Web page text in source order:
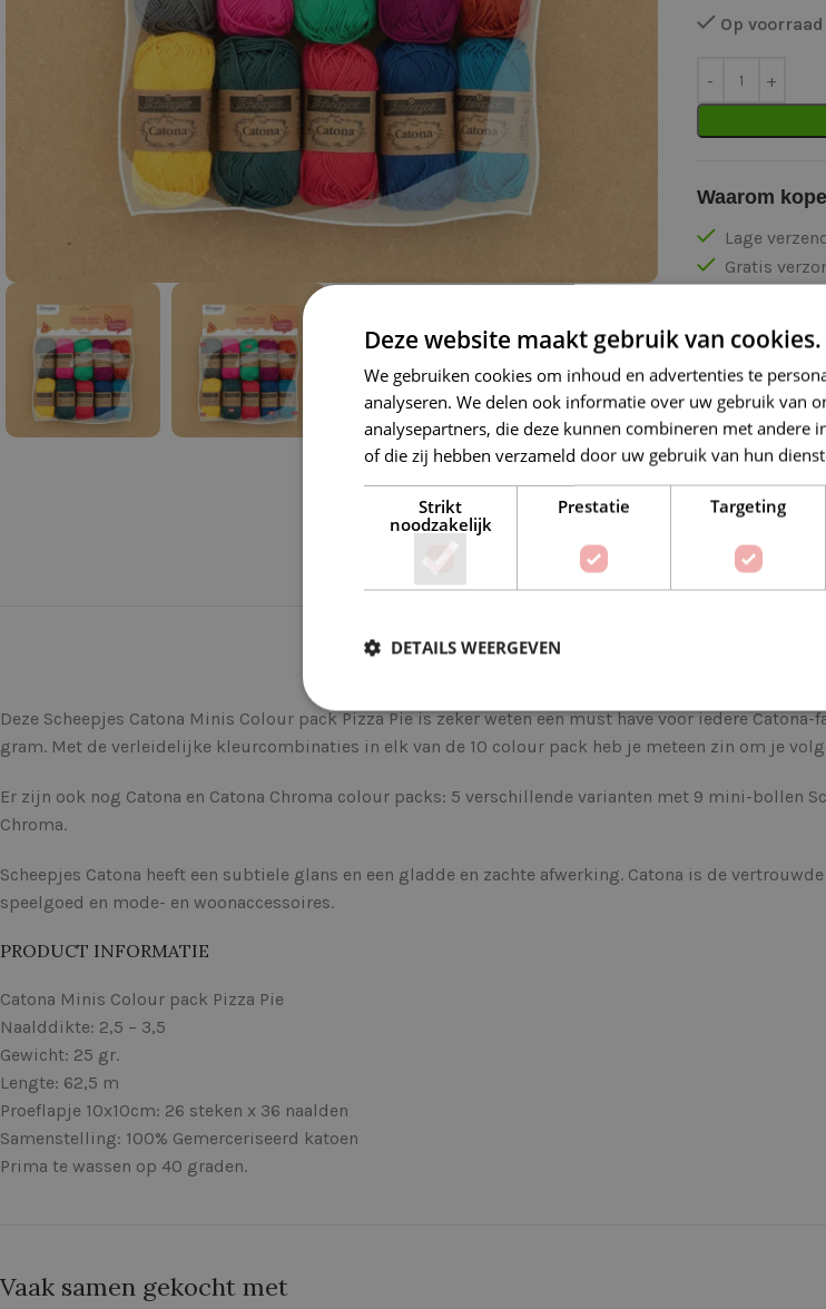
Op voorraad
Waarom
Lage
Gratis
Veilig online
Op
BESCHRIJVING
Deze Scheepjes Catona Minis Colour pack Pizza Pie is zeker weten een must have voor iedere
gram. Met de verleidelijke kleurcombinaties in elk van de 10 colour pack heb je meteen zin om je
Er zijn ook nog Catona en Catona Chroma colour packs: 5 verschillende varianten met 9 mini-bollen
Chroma.
Scheepjes Catona heeft een subtiele glans en een gladde en zachte afwerking. Catona is de
speelgoed en mode- en woonaccessoires.
PRODUCT INFORMATIE
Catona Minis Colour pack Pizza Pie
Naalddikte: 2,5 – 3,5
Gewicht: 25 gr.
Lengte: 62,5 m
Proeflapje 10x10cm: 26 steken x 36 naalden
Samenstelling: 100% Gemerceriseerd katoen
Prima te wassen op 40 graden.
Vaak samen gekocht met
Deze website maakt gebruik van cookies.
We gebruiken cookies om inhoud en advertenties te
analyseren. We delen ook informatie over uw gebruik van
analysepartners, die deze kunnen combineren met andere
of die zij hebben verzameld door uw gebruik van hun
Strikt
noodzakelijk
Prestatie Targeting
DETAILS WEERGEVEN